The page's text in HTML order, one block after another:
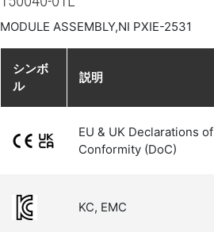
MODULE ASSEMBLY,NI PXIE-2531
シンボ
ル
説明
EU & UK Declarations of
Conformity (DoC)
KC, EMC